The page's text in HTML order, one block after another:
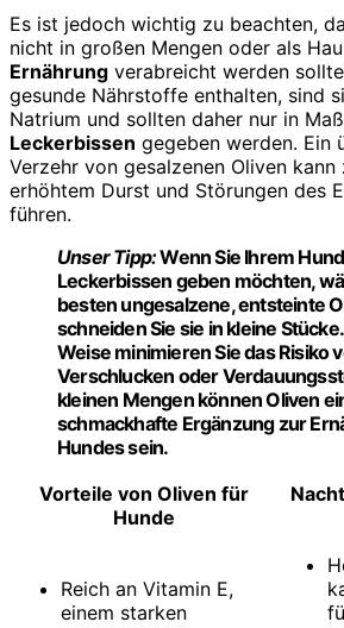
Es ist jedoch wichtig zu beachten,
nicht in großen Mengen oder als
Ernährung verabreicht werden
gesunde Nährstoffe enthalten, sind
Natrium und sollten daher nur in
Leckerbissen gegeben werden. Ein
Verzehr von gesalzenen Oliven
erhöhtem Durst und Störungen des
führen.
Unser Tipp:Wenn Sie Ihrem Hund
Leckerbissen geben möchten,
besten ungesalzene, entsteinte
schneiden Sie sie in kleine
Weise minimieren Sie das Risiko
Verschlucken oder
kleinen Mengen können Oliven
schmackhafte Ergänzung zur
Hundes sein.
Vorteile von Oliven für
Hunde
Reich an Vitamin E,
einem starken